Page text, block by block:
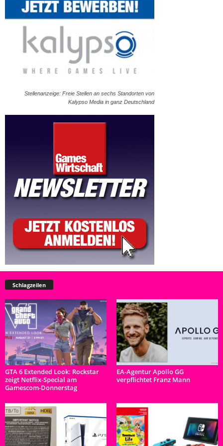
Stellenanzeige: Freie Stellen an sechs Standorten von
Kalypso Media in ganz Deutschland
Schlagzeilen
GTA 6 Extended Look: Rockstar
zeigt Netflix-Special am
Gamescom-Donnerstag
EA-Agentur Apollo GG
verpflichtet Franz Mann